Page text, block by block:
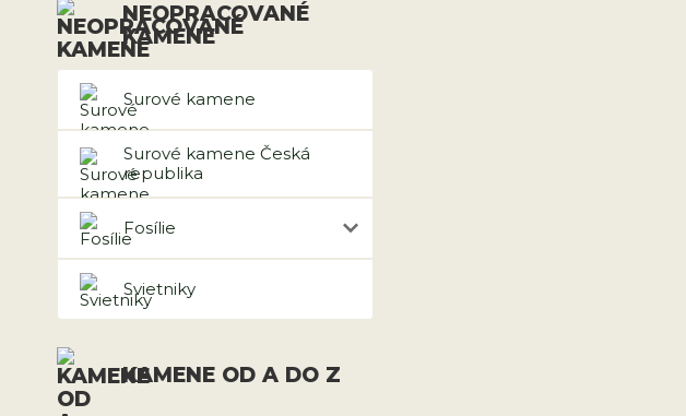
NEOPRACOVANÉ
KAMENE
Surové kamene
Surové kamene Česká
republika
Fosílie
Svietniky
KAMENE OD A DO Z